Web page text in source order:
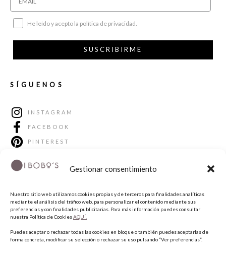
Gestionar consentimiento
Nuestro sitio web utilizamos cookies propias y de terceros para finalidades analíticas
mediante el análisis del tráfico web, para personalizar el contenido mediante sus
preferencias y con finalidades publicitarias. Para más información puedes consultar
nuestra Política de CookiesAQUÍ.
Puedes aceptar o rechazar todas las cookies en bloque o también puedes aceptarlas de
forma concreta, modificar su selección o rechazar su uso pulsando “Ver preferencias”.
He leído y acepto la política de privacidad.
SUSCRIBIRME
SÍGUENOS
INSTAGRAM
FACEBOOK
PINTEREST
COPYRIGHT © 2026 QUIERO UNAS BOBO'S.